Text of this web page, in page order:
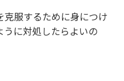
服するために身につけ
に対処したらよいの